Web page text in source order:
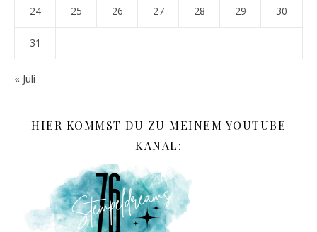
24 25 26 27 28 29 30
31
« Juli
HIER KOMMST DU ZU MEINEM YOUTUBE
KANAL: